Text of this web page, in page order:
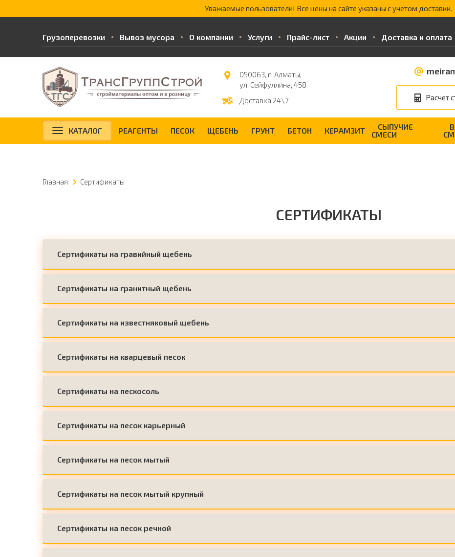
Уважаемые пользователи! Все цены на сайте указаны с учетом доставки.
Грузоперевозки Вывоз мусора О компании Услуги Прайс-лист Акции Доставка и оплата
050063, г. Алматы,
ул. Сейфуллина, 458
Доставка 24\7
Расчет
КАТАЛОГ РЕАГЕНТЫ ПЕСОК ЩЕБЕНЬ ГРУНТ БЕТОН КЕРАМЗИТ
СЫПУЧИЕ
СМЕСИ
Главная Сертификаты
СЕРТИФИКАТЫ
Сертификаты на гравийный щебень
Сертификаты на гранитный щебень
Сертификаты на известняковый щебень
Сертификаты на кварцевый песок
Сертификаты на пескосоль
Сертификаты на песок карьерный
Сертификаты на песок мытый
Сертификаты на песок мытый крупный
Сертификаты на песок речной